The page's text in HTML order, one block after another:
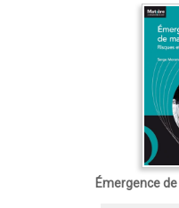
Émergence